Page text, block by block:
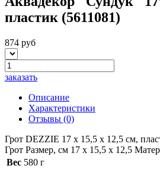
пластик (5611081)
874 руб
заказать
Описание
Характеристики
Отзывы (0)
Грот DEZZIE 17 x 15,5 x 12,5 см,
Грот Размер, см 17 x 15,5 x 12,5
Вес 580 г